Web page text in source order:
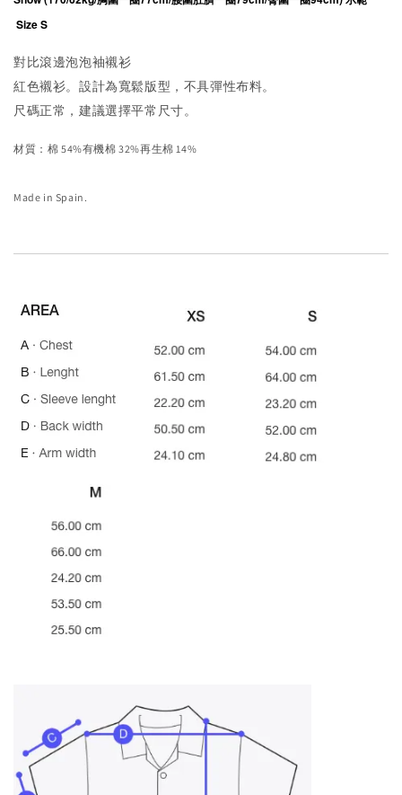
Size S
對比滾邊泡泡袖襯衫
紅色襯衫。設計為寬鬆版型，不具彈性布料。
尺碼正常，建議選擇平常尺寸。
材質：棉 54%有機棉 32%再生棉 14%
Made in Spain.